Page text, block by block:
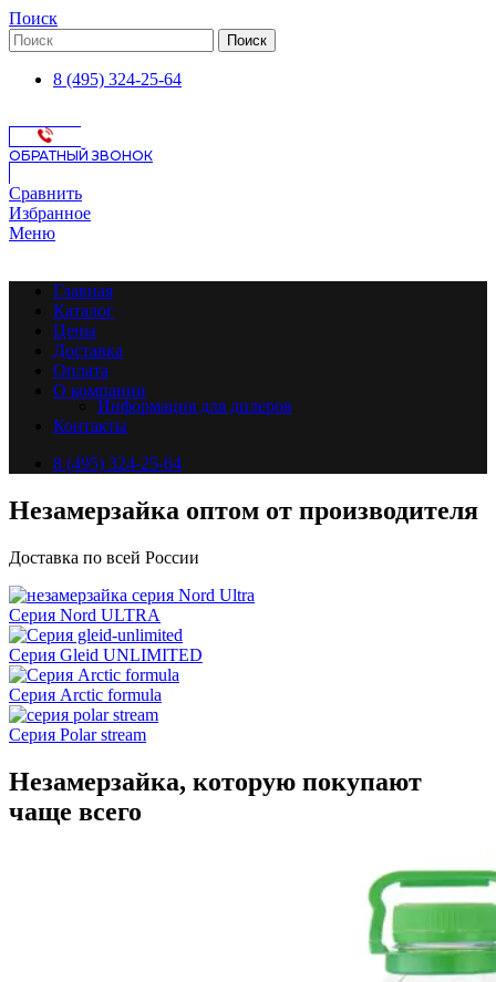
Поиск
Поиск
8 (495) 324-25-64
ОБРАТНЫЙ ЗВОНОК
Сравнить
Избранное
Меню
Главная
Каталог
Цены
Доставка
Оплата
О компании
Информация для дилеров
Контакты
8 (495) 324-25-64
Незамерзайка оптом от производителя
Доставка по всей России
Серия Nord ULTRA
Серия Gleid UNLIMITED
Серия Arctic formula
Серия Polar stream
Незамерзайка, которую покупают
чаще всего